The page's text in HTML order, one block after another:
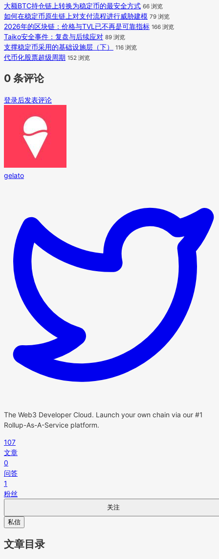
大额BTC持仓链上转换为稳定币的最安全方式 66 浏览
如何在稳定币原生链上对支付流程进行威胁建模 79 浏览
2026年的区块链：价格与TVL已不再是可靠指标 166 浏览
Taiko安全事件：复盘与后续应对 89 浏览
支撑稳定币采用的基础设施层（下） 116 浏览
代币化股票超级周期 152 浏览
0 条评论
登录后发表评论
gelato
The Web3 Developer Cloud. Launch your own chain via our #1
Rollup-As-A-Service platform.
107
文章
0
问答
1
粉丝
关注
私信
文章目录